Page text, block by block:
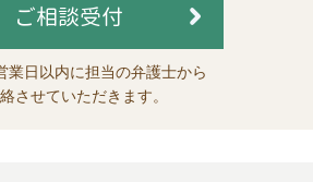
ご相談受付
業日以内に担当の弁護士から
させていただきます。